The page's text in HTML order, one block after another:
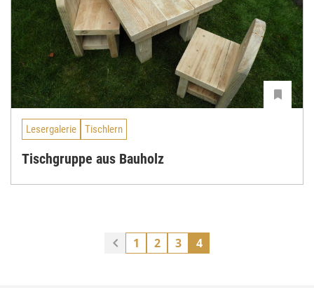
Lesergalerie Tischlern
Tischgruppe aus Bauholz
1 2 3 4